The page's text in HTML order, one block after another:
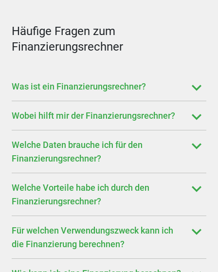
Häufige Fragen zum
Finanzierungsrechner
Was ist ein Finanzierungsrechner?
Wobei hilft mir der Finanzierungsrechner?
Welche Daten brauche ich für den
Finanzierungsrechner?
Welche Vorteile habe ich durch den
Finanzierungsrechner?
Für welchen Verwendungszweck kann ich
die Finanzierung berechnen?